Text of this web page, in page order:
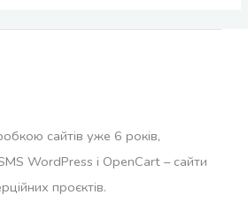
сайтів уже 6 років,
WordPress і OpenCart – сайти
проєктів.